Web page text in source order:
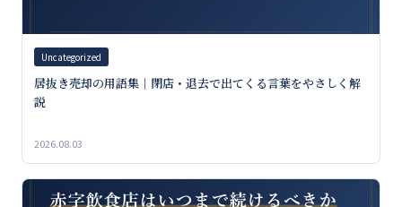
Uncategorized
居抜き売却の用語集｜閉店・退去で出てくる言葉をやさしく解
説
2026.08.03